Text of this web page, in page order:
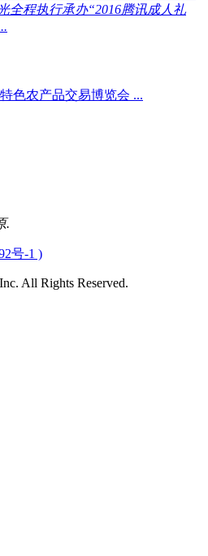
全程执行承办“2016腾讯成人礼
色农产品交易博览会 ...
.
号-1 )
All Rights Reserved.